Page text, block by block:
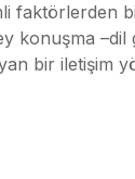
faktörlerden
konuşma –dil
bir iletişim